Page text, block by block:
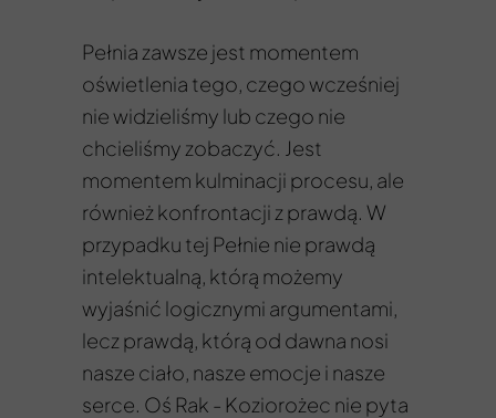
Pełnia zawsze jest momentem
oświetlenia tego, czego wcześniej
nie widzieliśmy lub czego nie
chcieliśmy zobaczyć. Jest
momentem kulminacji procesu, ale
również konfrontacji z prawdą. W
przypadku tej Pełnie nie prawdą
intelektualną, którą możemy
wyjaśnić logicznymi argumentami,
lecz prawdą, którą od dawna nosi
nasze ciało, nasze emocje i nasze
serce. Oś Rak - Koziorożec nie pyta